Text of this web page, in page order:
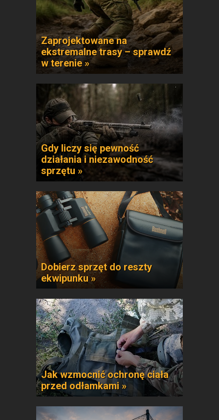
Zaprojektowane na
ekstremalne trasy – sprawdź
w terenie »
Gdy liczy się pewność
działania i niezawodność
sprzętu »
Dobierz sprzęt do reszty
ekwipunku »
Jak wzmocnić ochronę ciała
przed odłamkami »